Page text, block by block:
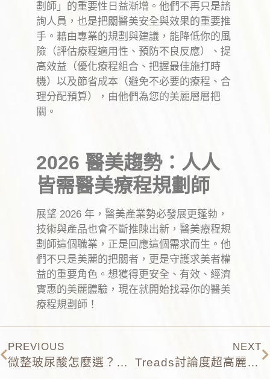
劃師」的重要性日益漸增。他們不再只是諮
詢人員，也是把關醫美安全與效果的重要推
手。藉由專業的規劃與建議，能降低你的風
險（評估療程適用性、預防不良反應）、提
高效益（優化療程組合、把握最佳施打時
機）以及節省成本（避免不必要的療程、合
理分配預算），由他們為您的美麗層層把
關。
2026 醫美趨勢：人人
皆需醫美療程規劃師
展望 2026 年，醫美產業勢必發展更蓬勃，
技術與產品也會不斷推陳出新，醫美療程規
劃師這個職業，正是回應這個需求而生。他
們不只是美麗的把關者，更是守護求美者權
益的重要角色。想獲得更安全、有效、經濟
實惠的美麗體驗，現在就開始找尋你的醫美
療程規劃師！
PREVIOUS
微整玻尿酸怎麼選？5種熱門玻尿酸品牌：特色與費用比一比
NEXT
Treads討論度超高麗珠蘭在紅什麼？超夯韓國醫美台灣已經有了？